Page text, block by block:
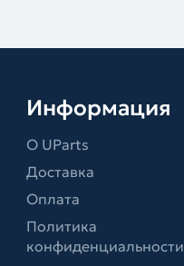
Информация
О UParts
Доставка
Оплата
Политика
конфиденциальности